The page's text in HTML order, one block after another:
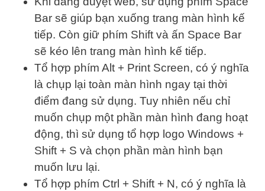
Bar sẽ giúp bạn xuống trang màn hình kế
tiếp. Còn giữ phím Shift và ấn Space Bar
sẽ kéo lên trang màn hình kế tiếp.
Tổ hợp phím Alt + Print Screen, có ý nghĩa
là chụp lại toàn màn hình ngay tại thời
điểm đang sử dụng. Tuy nhiên nếu chỉ
muốn chụp một phần màn hình đang hoạt
động, thì sử dụng tổ hợp logo Windows +
Shift + S và chọn phần màn hình bạn
muốn lưu lại.
Tổ hợp phím Ctrl + Shift + N, có ý nghĩa là